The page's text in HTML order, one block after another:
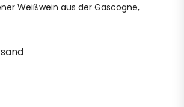
Weißwein aus der Gascogne,